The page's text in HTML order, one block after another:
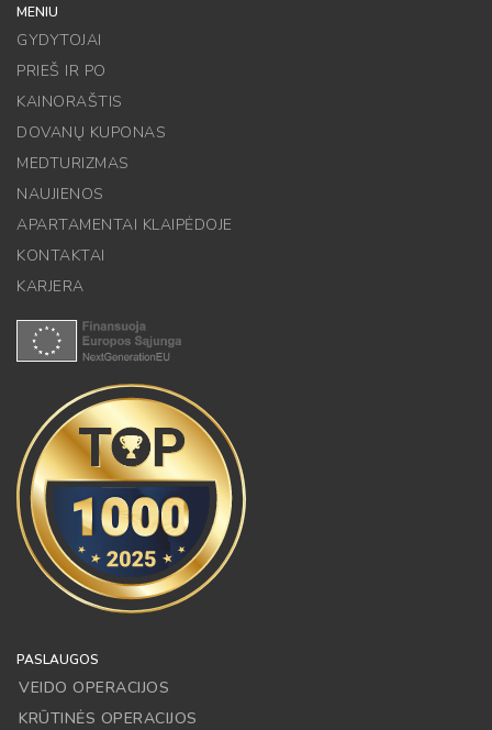
MENIU
GYDYTOJAI
PRIEŠ IR PO
KAINORAŠTIS
DOVANŲ KUPONAS
MEDTURIZMAS
NAUJIENOS
APARTAMENTAI KLAIPĖDOJE
KONTAKTAI
KARJERA
PASLAUGOS
VEIDO OPERACIJOS
KRŪTINĖS OPERACIJOS